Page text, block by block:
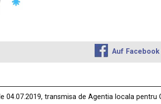
Auf
transmisa de Agentia locala pentru